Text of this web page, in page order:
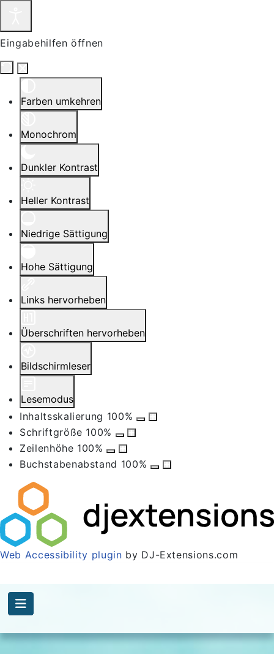
Eingabehilfen öffnen
Farben umkehren
Monochrom
Dunkler Kontrast
Heller Kontrast
Niedrige Sättigung
Hohe Sättigung
Links hervorheben
Überschriften hervorheben
Bildschirmleser
Lesemodus
Inhaltsskalierung 100%
Schriftgröße 100%
Zeilenhöhe 100%
Buchstabenabstand 100%
Web Accessibility plugin by DJ-Extensions.com